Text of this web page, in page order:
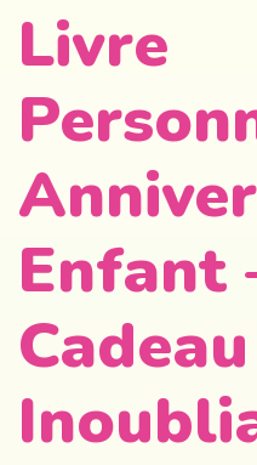
Livre
Enfant
Cadeau